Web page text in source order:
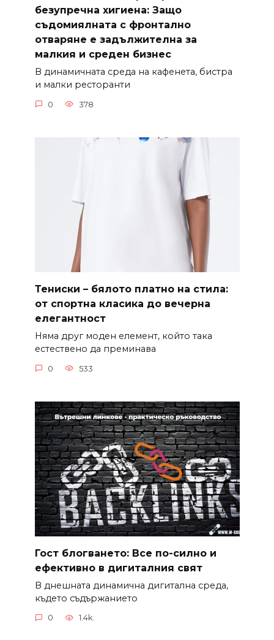
безупречна хигиена: Защо
съдомиялната с фронтално
отваряне е задължителна за
малкия и среден бизнес
В динамичната среда на кафенета, бистра
и малки ресторанти
0 378
Тениски – бялото платно на стила:
от спортна класика до вечерна
елегантност
Няма друг моден елемент, който така
естествено да преминава
0 533
Гост блогването: Все по-силно и
ефективно в дигиталния свят
В днешната динамична дигитална среда,
където съдържанието
0 1.4k.